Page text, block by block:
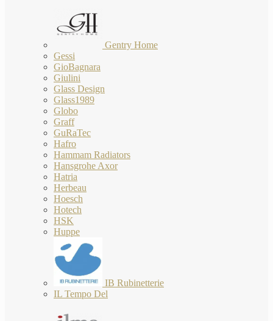
Gentry Home
Gessi
GioBagnara
Giulini
Glass Design
Glass1989
Globo
Graff
GuRaTec
Hafro
Hammam Radiators
Hansgrohe Axor
Hatria
Herbeau
Hoesch
Hotech
HSK
Huppe
IB Rubinetterie
IL Tempo Del